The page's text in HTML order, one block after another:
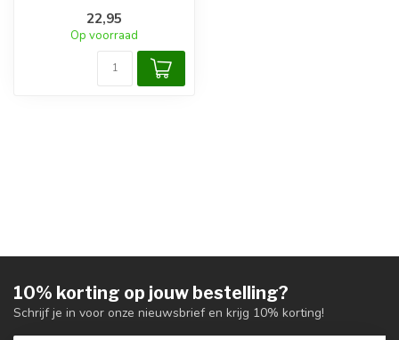
22,95
Op voorraad
10% korting op jouw bestelling?
Schrijf je in voor onze nieuwsbrief en krijg 10% korting!